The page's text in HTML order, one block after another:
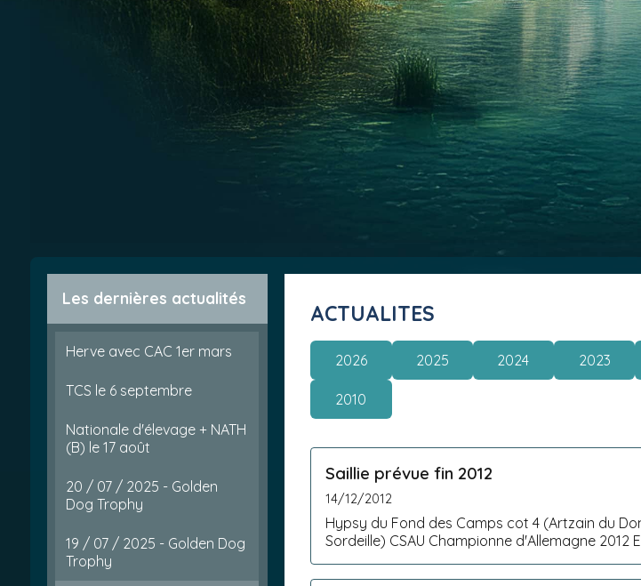
Les dernières actualités
Herve avec CAC 1er mars
TCS le 6 septembre
Nationale d'élevage + NATH
(B) le 17 août
20 / 07 / 2025 - Golden
Dog Trophy
19 / 07 / 2025 - Golden Dog
Trophy
ACTUALITES
2026 2025 2024 2023
2010
Saillie prévue fin 2012
14/12/2012
Hypsy du Fond des Camps cot 4 (Artzain du
Sordeille) CSAU Championne d'Allemagne 2012